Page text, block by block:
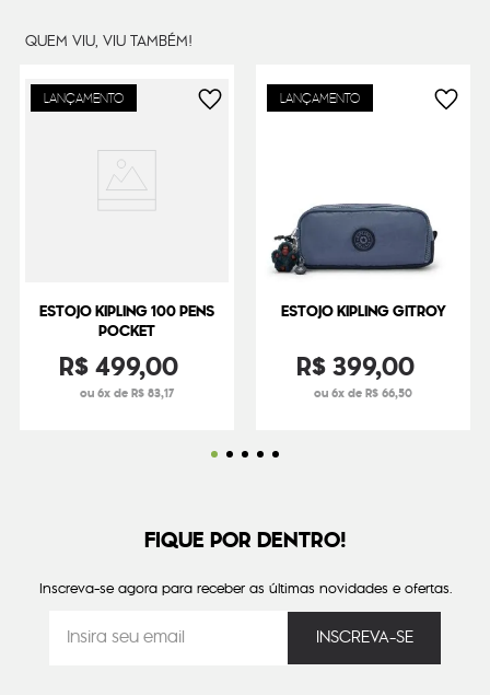
QUEM VIU, VIU TAMBÉM!
LANÇAMENTO
ESTOJO KIPLING 100 PENS
POCKET
R$499,00
ou 6x de R$ 83,17
LANÇAMENTO
ESTOJO KIPLING GITROY
R$399,00
ou 6x de R$ 66,50
FIQUE POR DENTRO!
Inscreva-se agora para receber as últimas novidades e ofertas.